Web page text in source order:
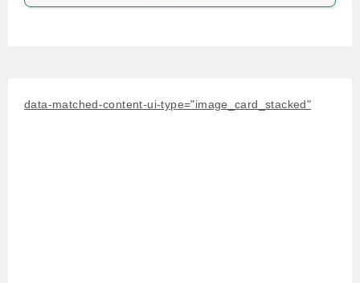
data-matched-content-ui-type="image_card_stacked"